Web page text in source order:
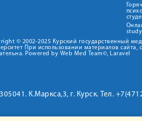
© 2002-2025 Курский государственный
При использовании материалов сайта,
Powered by Web Med Team©, Laravel
305041. К.Маркса,3, г. Курск. Тел.